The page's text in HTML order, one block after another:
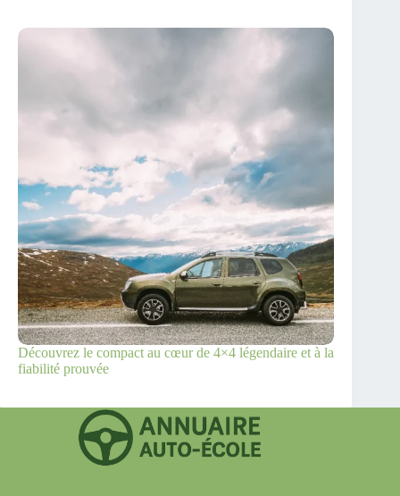
Découvrez le compact au cœur de 4×4 légendaire et à la
fiabilité prouvée